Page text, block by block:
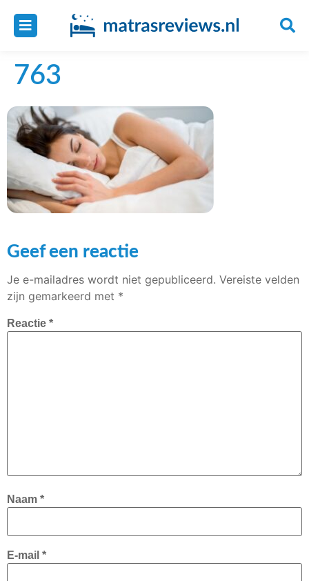
763
Geef een reactie
Je e-mailadres wordt niet gepubliceerd. Vereiste velden
zijn gemarkeerd met *
Reactie *
Naam *
E-mail *